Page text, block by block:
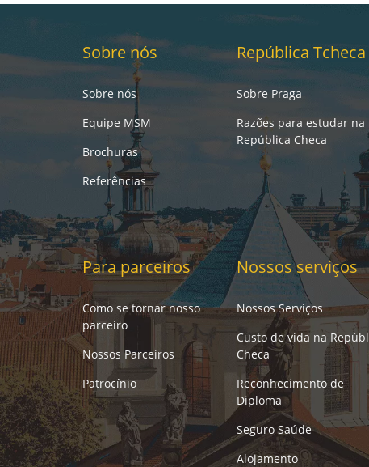
Sobre nós
Sobre nós
Equipe MSM
Brochuras
Referências
República Tcheca
Sobre Praga
Razões para estudar na
República Checa
Para parceiros
Como se tornar nosso
parceiro
Nossos Parceiros
Patrocínio
Nossos serviços
Nossos Serviços
Custo de vida na
Checa
Reconhecimento de
Diploma
Seguro Saúde
Alojamento